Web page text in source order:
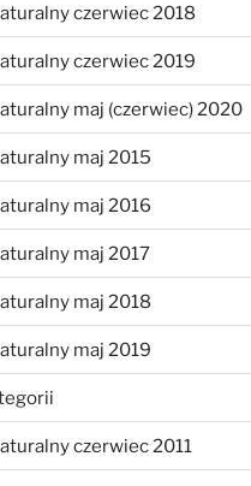
czerwiec 2018
czerwiec 2019
maj (czerwiec) 2020
maj 2015
maj 2016
maj 2017
maj 2018
maj 2019
czerwiec 2011